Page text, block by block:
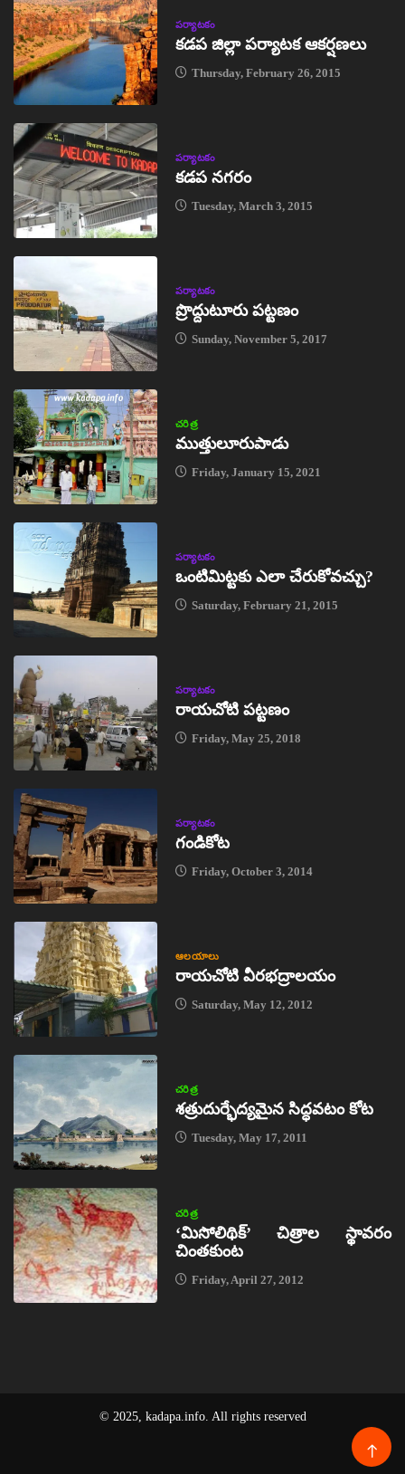
పర్యాటకం
కడప జిల్లా పర్యాటక ఆకర్షణలు
Thursday, February 26, 2015
పర్యాటకం
కడప నగరం
Tuesday, March 3, 2015
పర్యాటకం
ప్రొద్దుటూరు పట్టణం
Sunday, November 5, 2017
చరిత్ర
ముత్తులూరుపాడు
Friday, January 15, 2021
పర్యాటకం
ఒంటిమిట్టకు ఎలా చేరుకోవచ్చు?
Saturday, February 21, 2015
పర్యాటకం
రాయచోటి పట్టణం
Friday, May 25, 2018
పర్యాటకం
గండికోట
Friday, October 3, 2014
ఆలయాలు
రాయచోటి వీరభద్రాలయం
Saturday, May 12, 2012
చరిత్ర
శత్రుదుర్భేద్యమైన సిద్ధవటం కోట
Tuesday, May 17, 2011
చరిత్ర
‘మిసోలిథిక్‌’ చిత్రాల స్థావరం
చింతకుంట
Friday, April 27, 2012
© 2025, kadapa.info. All rights reserved